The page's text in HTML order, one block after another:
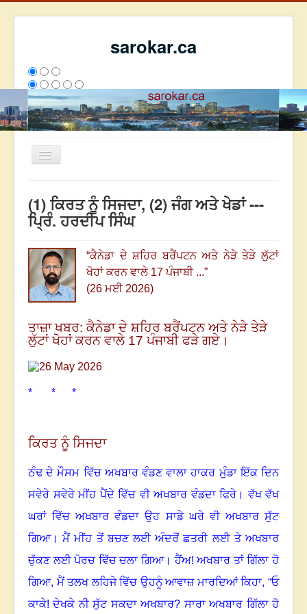
sarokar.ca
Toggle
ਰਚਨਾਵਾਂ
ਸਰੋਕਾਰ ਦੇ ਲੇਖਕ
ਸੰਪਰਕ
We have 331 guests and no members online
2808282
ਇਸ ਹਫਤੇ
(1) ਕਿਰਤ ਨੂੰ ਸਿਜਦਾ, (2) ਜੰਗ ਅਤੇ ਖੇਡਾਂ ---
ਪ੍ਰਿੰ. ਹਰਦੀਪ ਸਿੰਘ
“ਕੈਨੇਡਾ ਦੇ ਸ਼ਹਿਰ ਬਰੈਂਪਟਨ ਅਤੇ ਨੇੜੇ ਤੇੜੇ ਲੁੱਟਾਂ
ਖੋਹਾਂ ਕਰਨ ਵਾਲੇ 17 ਪੰਜਾਬੀ ...”
(26 ਮਈ 2026)
ਤਾਜ਼ਾ ਖਬਰ: ਕੈਨੇਡਾ ਦੇ ਸ਼ਹਿਰ ਬਰੈਂਪਟਨ ਅਤੇ ਨੇੜੇ ਤੇੜੇ
ਲੁੱਟਾਂ ਖੋਹਾਂ ਕਰਨ ਵਾਲੇ 17 ਪੰਜਾਬੀ ਫੜੇ ਗਏ।
* * *
ਕਿਰਤ ਨੂੰ ਸਿਜਦਾ
ਠੰਢ ਦੇ ਮੌਸਮ ਵਿੱਚ ਅਖਬਾਰ ਵੰਡਣ ਵਾਲਾ ਹਾਕਰ ਮੁੰਡਾ ਇੱਕ ਦਿਨ
ਸਵੇਰੇ ਸਵੇਰੇ ਮੀਂਹ ਪੈਂਦੇ ਵਿੱਚ ਵੀ ਅਖਬਾਰ ਵੰਡਦਾ ਫਿਰੇ । ਵੱਖ ਵੱਖ
ਘਰਾਂ ਵਿੱਚ ਅਖਬਾਰ ਵੰਡਦਾ ਉਹ ਸਾਡੇ ਘਰੇ ਵੀ ਅਖਬਾਰ ਸੁੱਟ
ਗਿਆ।ਮੈਂ ਮੀਂਹ ਤੋਂ ਬਚਣ ਲਈ ਅੰਦਰੋਂ ਛਤਰੀ ਲਈ ਤੇ ਅਖਬਾਰ
ਚੁੱਕਣ ਲਈ ਪੋਰਚ ਵਿੱਚ ਚਲਾ ਗਿਆ।ਹੈਂਅ! ਅਖਬਾਰ ਤਾਂ ਗਿੱਲਾ ਹੋ
ਗਿਆ, ਮੈਂ ਤਲਖ ਲਹਿਜੇ ਵਿੱਚ ਉਹਨੂੰ ਆਵਾਜ਼ ਮਾਰਦਿਆਂ ਕਿਹਾ, “ਓ
ਕਾਕੇ! ਦੇਖਕੇ ਨੀ ਸੁੱਟ ਸਕਦਾ ਅਖਬਾਰ? ਸਾਰਾ ਅਖਬਾਰ ਗਿੱਲਾ ਹੋ